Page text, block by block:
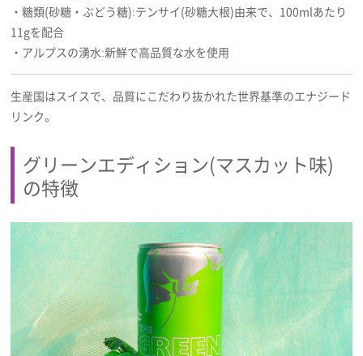
・糖類(砂糖・ぶどう糖):テンサイ(砂糖大根)由来で、100mlあたり
11gを配合
・アルプスの湧水:新鮮で高品質な水を使用
生産国はスイスで、品質にこだわり抜かれた世界基準のエナジード
リンク。
グリーンエディション(マスカット味)
の特徴